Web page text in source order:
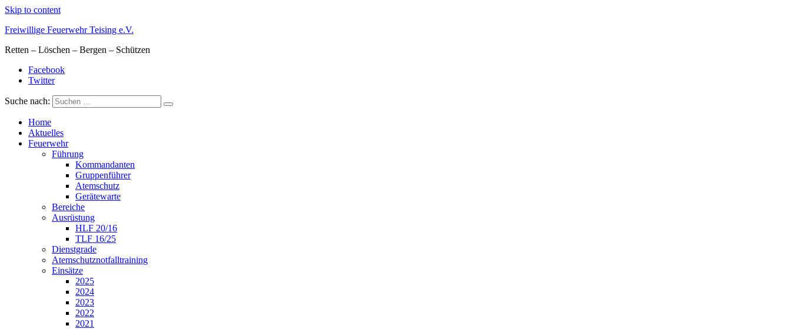
Skip to content
Freiwillige Feuerwehr Teising e.V.
Retten – Löschen – Bergen – Schützen
Facebook
Twitter
Suche nach:
Home
Aktuelles
Feuerwehr
Führung
Kommandanten
Gruppenführer
Atemschutz
Gerätewarte
Bereiche
Ausrüstung
HLF 20/16
TLF 16/25
Dienstgrade
Atemschutznotfalltraining
Einsätze
2025
2024
2023
2022
2021